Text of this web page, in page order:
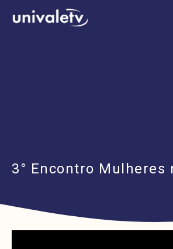
conteúdo
3° Encontro Mulheres